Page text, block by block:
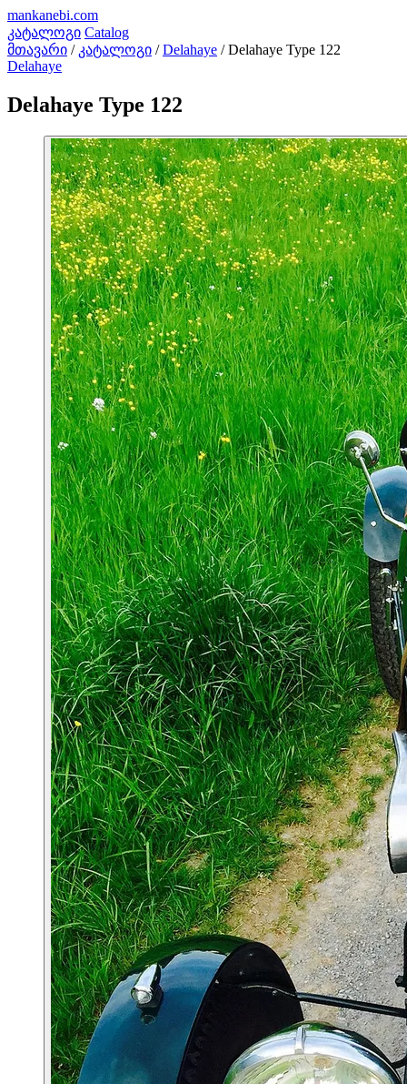
mankanebi.com
კატალოგი Catalog
მთავარი / კატალოგი / Delahaye / Delahaye Type 122
Delahaye
Delahaye Type 122